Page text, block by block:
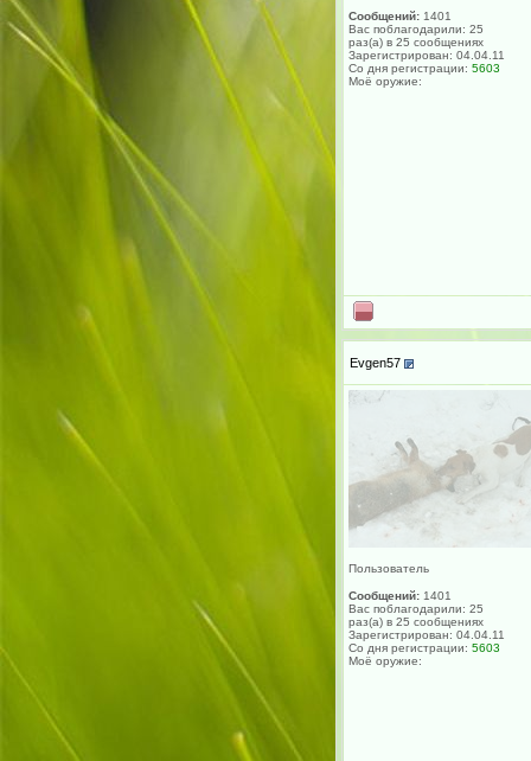
Сообщений: 1401
Вас поблагодарили: 25
раз(а) в 25 сообщениях
Зарегистрирован: 04.04.11
Со дня регистрации: 5603
Моё оружие:
Evgen57
Пользователь
Сообщений: 1401
Вас поблагодарили: 25
раз(а) в 25 сообщениях
Зарегистрирован: 04.04.11
Со дня регистрации: 5603
Моё оружие: